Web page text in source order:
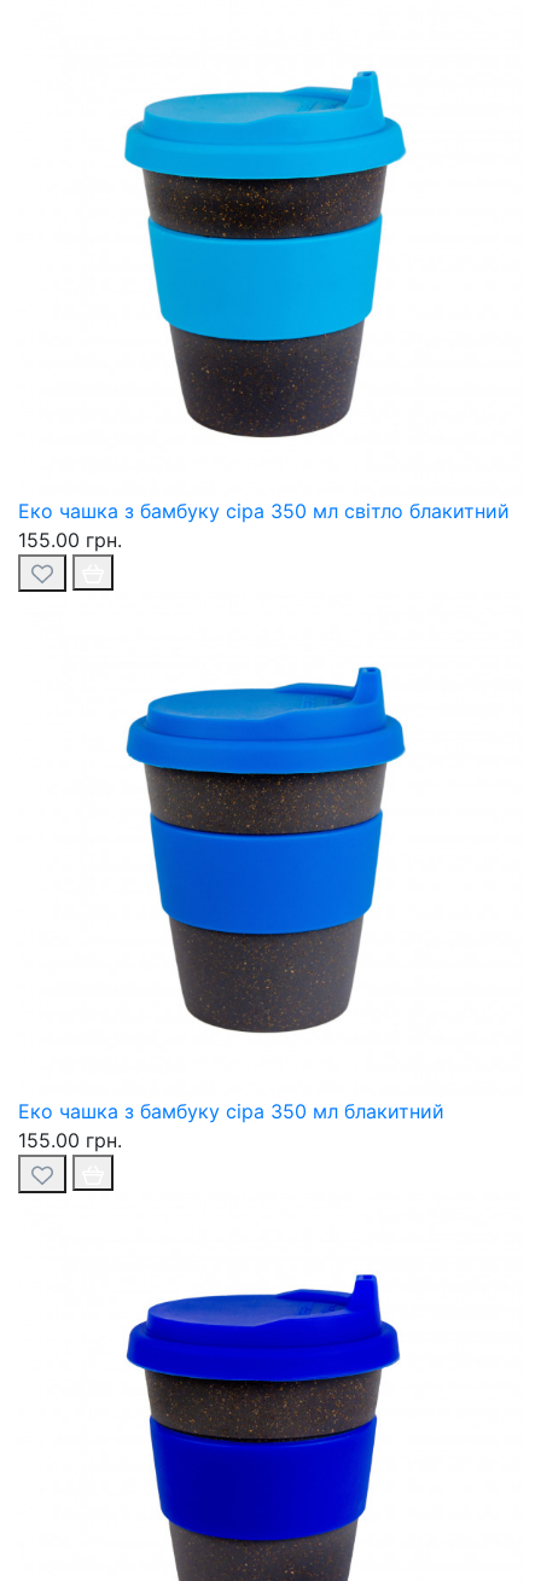
Еко чашка з бамбуку сіра 350 мл світло блакитний
155.00 грн.
Еко чашка з бамбуку сіра 350 мл блакитний
155.00 грн.